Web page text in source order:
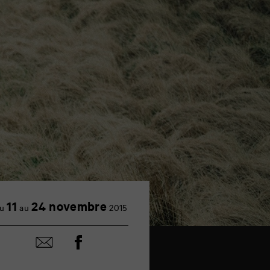
11 au24 novembre 2015
Partager
par
Partager
sur